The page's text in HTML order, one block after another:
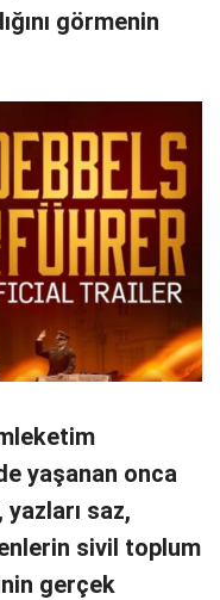
görmenin
yaşanan onca
yazları saz,
sivil toplum
gerçek